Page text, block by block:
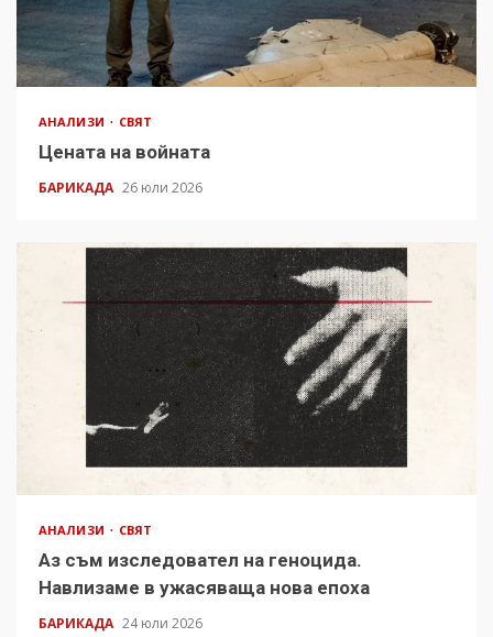
АНАЛИЗИ СВЯТ
Цената на войната
БАРИКАДА 26 юли 2026
АНАЛИЗИ СВЯТ
Аз съм изследовател на геноцида.
Навлизаме в ужасяваща нова епоха
БАРИКАДА 24 юли 2026